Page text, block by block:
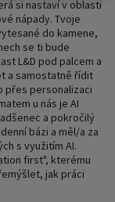
si nastaví v oblasti
nápady. Tvoje
do kamene,
se ti bude
L&D pod palcem a
a samostatně řídit
přes personalizaci
u nás je AI
a pokročilý
bázi a měl/a za
s využitím AI.
first", kterému
jak práci